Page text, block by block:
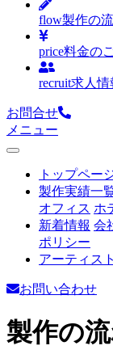
flow製作の
price料金の
recruit求人情
お問合せ
メニュー
トップペー
製作実績一
オフィス ホ
新着情報 会
ポリシー
アーティス
お問い合わせ
製作の